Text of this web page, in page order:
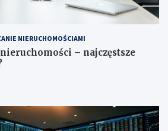
NIERUCHOMOŚCIAMI
– najczęstsze